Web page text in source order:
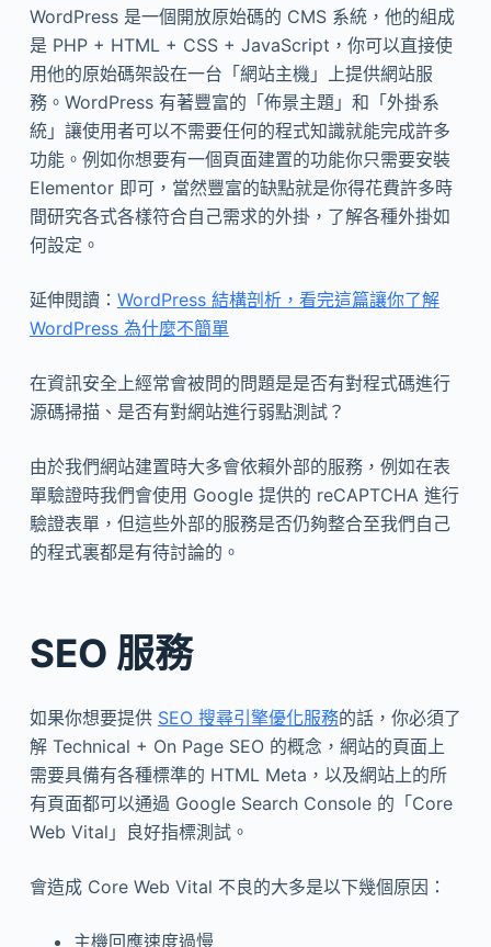
WordPress 是一個開放原始碼的 CMS 系統，他的組成
是 PHP + HTML + CSS + JavaScript，你可以直接使
用他的原始碼架設在一台「網站主機」上提供網站服
務。WordPress 有著豐富的「佈景主題」和「外掛系
統」讓使用者可以不需要任何的程式知識就能完成許多
功能。例如你想要有一個頁面建置的功能你只需要安裝
Elementor 即可，當然豐富的缺點就是你得花費許多時
間研究各式各樣符合自己需求的外掛，了解各種外掛如
何設定。
延伸閱讀： WordPress 結構剖析，看完這篇讓你了解
WordPress 為什麼不簡單
在資訊安全上經常會被問的問題是是否有對程式碼進行
源碼掃描、是否有對網站進行弱點測試？
由於我們網站建置時大多會依賴外部的服務，例如在表
單驗證時我們會使用 Google 提供的 reCAPTCHA 進行
驗證表單，但這些外部的服務是否仍夠整合至我們自己
的程式裏都是有待討論的。
SEO 服務
如果你想要提供 SEO 搜尋引擎優化服務的話，你必須了
解 Technical + On Page SEO 的概念，網站的頁面上
需要具備有各種標準的 HTML Meta，以及網站上的所
有頁面都可以通過 Google Search Console 的「Core
Web Vital」良好指標測試。
會造成 Core Web Vital 不良的大多是以下幾個原因：
主機回應速度過慢